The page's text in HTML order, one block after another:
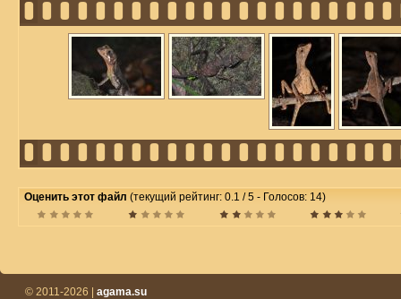
Оценить этот файл (текущий рейтинг: 0.1 / 5 - Голосов: 14)
© 2011-2026 | agama.su